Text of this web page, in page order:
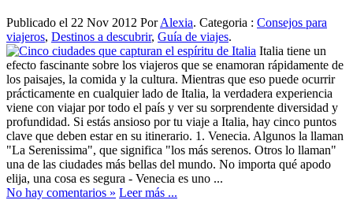
Publicado el 22 Nov 2012 PorAlexia. Categoria : Consejos para
viajeros, Destinos a descubrir, Guía de viajes.
Italia tiene un
efecto fascinante sobre los viajeros que se enamoran rápidamente de
los paisajes, la comida y la cultura. Mientras que eso puede ocurrir
prácticamente en cualquier lado de Italia, la verdadera experiencia
viene con viajar por todo el país y ver su sorprendente diversidad y
profundidad. Si estás ansioso por tu viaje a Italia, hay cinco puntos
clave que deben estar en su itinerario. 1. Venecia. Algunos la llaman
"La Serenissima", que significa "los más serenos. Otros lo llaman"
una de las ciudades más bellas del mundo. No importa qué apodo
elija, una cosa es segura - Venecia es uno ...
No hay comentarios » Leer más ...